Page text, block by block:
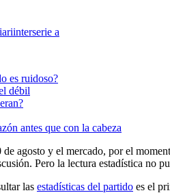
interserie a
es ruidoso?
débil
antes que con la cabeza
agosto y el mercado, por el
Pero la lectura estadística no
las estadísticas del partido es el